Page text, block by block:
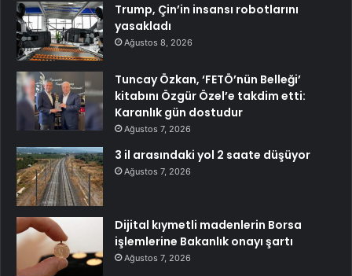
Trump, Çin’in insansı robotlarını
yasakladı
Ağustos 8, 2026
Tuncay Özkan, ‘FETÖ’nün Belleği’
kitabını Özgür Özel’e takdim etti:
Karanlık gün dostudur
Ağustos 7, 2026
3 il arasındaki yol 2 saate düşüyor
Ağustos 7, 2026
Dijital kıymetli madenlerin Borsa
işlemlerine Bakanlık onayı şartı
Ağustos 7, 2026